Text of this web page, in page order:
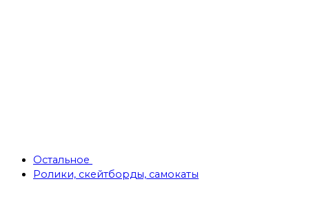
Остальное
Ролики, скейтборды, самокаты